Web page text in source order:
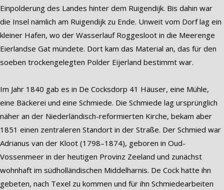
Einpolderung des Landes hinter dem Ruigendijk. Bis dahin war
die Insel nämlich am Ruigendijk zu Ende. Unweit vom Dorf lag ein
kleiner Hafen, wo der Wasserlauf Roggesloot in die Meerenge
Eierlandse Gat mündete. Dort kam das Material an, das für den
soeben trockengelegten Polder Eijerland bestimmt war.
Im Jahr 1840 gab es in De Cocksdorp 41 Häuser, eine Mühle,
eine Bäckerei und eine Schmiede. Die Schmiede lag ursprünglich
näher an der Niederländisch-reformierten Kirche, bekam aber
1851 einen zentraleren Standort in der Straße. Der Schmied war
Adrianus van der Kloot (1798–1874), geboren in Oud-
Vossenmeer in der heutigen Provinz Zeeland und zunächst
wohnhaft im südholländischen Middelharnis. De Cock hatte ihn
gebeten, nach Texel zu kommen und für ihn Schmiedearbeiten